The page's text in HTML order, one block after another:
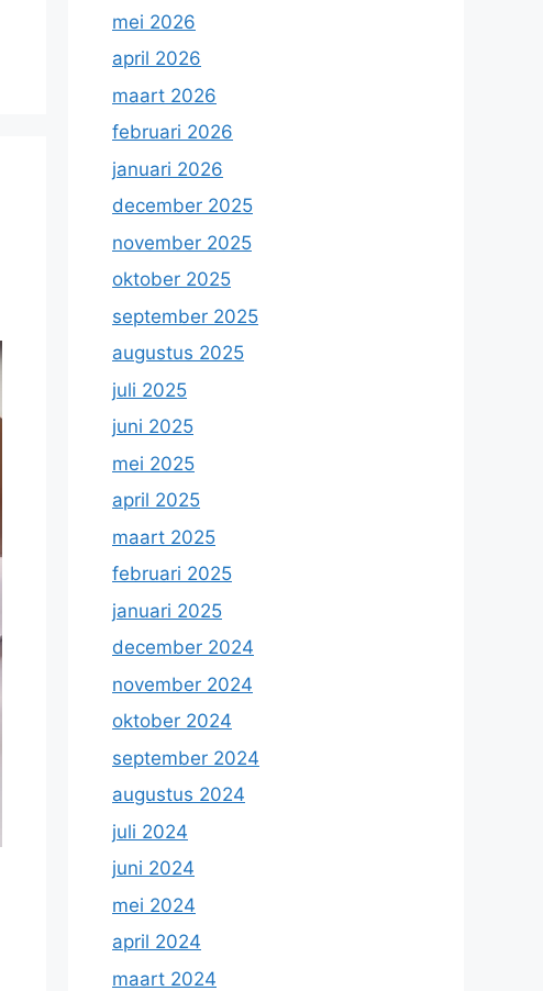
mei 2026
april 2026
maart 2026
februari 2026
januari 2026
december 2025
november 2025
oktober 2025
september 2025
augustus 2025
juli 2025
juni 2025
mei 2025
april 2025
maart 2025
februari 2025
januari 2025
december 2024
november 2024
oktober 2024
september 2024
augustus 2024
juli 2024
juni 2024
mei 2024
april 2024
maart 2024